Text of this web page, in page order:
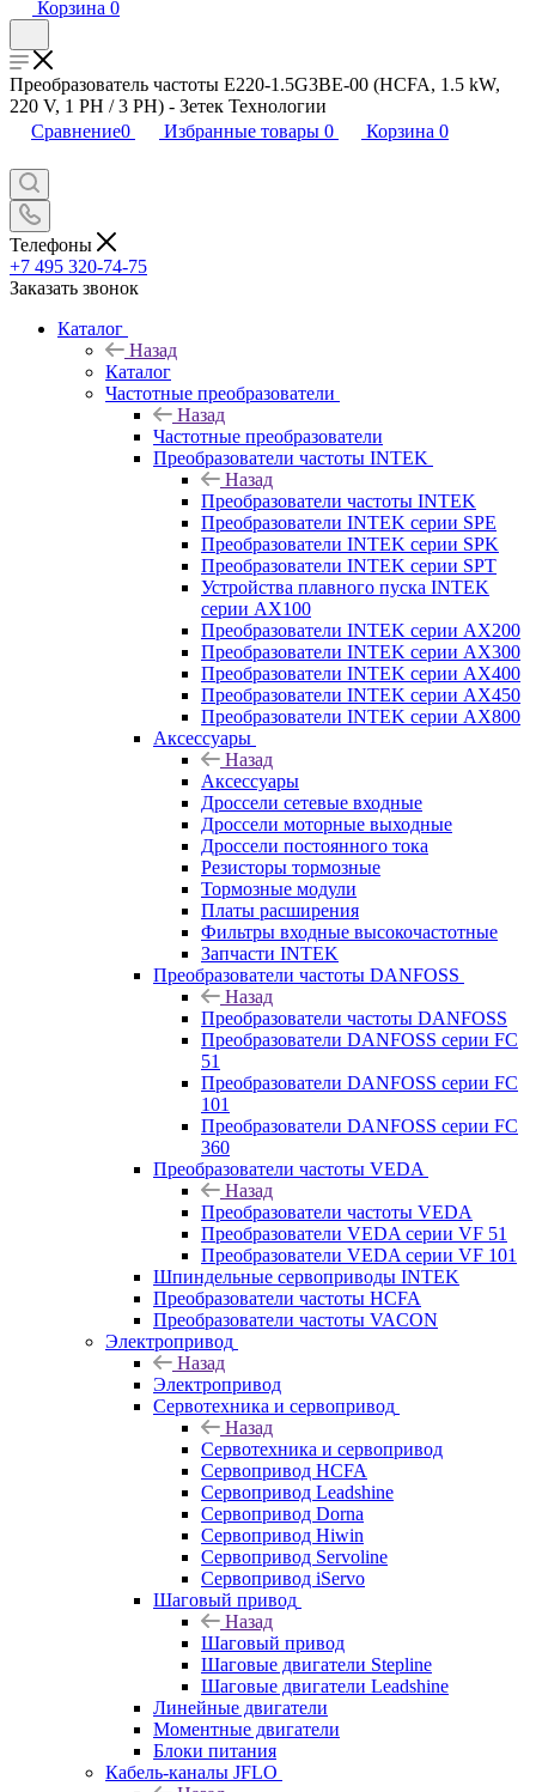
Корзина 0
Преобразователь частоты E220-1.5G3BE-00 (HCFA, 1.5 kW,
220 V, 1 PH / 3 PH) - Зетек Технологии
Сравнение0 Избранные товары 0 Корзина 0
Телефоны
+7 495 320-74-75
Заказать звонок
Каталог
Назад
Каталог
Частотные преобразователи
Назад
Частотные преобразователи
Преобразователи частоты INTEK
Назад
Преобразователи частоты INTEK
Преобразователи INTEK серии SPE
Преобразователи INTEK серии SPK
Преобразователи INTEK серии SPT
Устройства плавного пуска INTEK
серии AX100
Преобразователи INTEK серии AX200
Преобразователи INTEK серии AX300
Преобразователи INTEK серии AX400
Преобразователи INTEK серии AX450
Преобразователи INTEK серии AX800
Аксессуары
Назад
Аксессуары
Дроссели сетевые входные
Дроссели моторные выходные
Дроссели постоянного тока
Резисторы тормозные
Тормозные модули
Платы расширения
Фильтры входные высокочастотные
Запчасти INTEK
Преобразователи частоты DANFOSS
Назад
Преобразователи частоты DANFOSS
Преобразователи DANFOSS серии FC
51
Преобразователи DANFOSS серии FC
101
Преобразователи DANFOSS серии FC
360
Преобразователи частоты VEDA
Назад
Преобразователи частоты VEDA
Преобразователи VEDA серии VF 51
Преобразователи VEDA серии VF 101
Шпиндельные сервоприводы INTEK
Преобразователи частоты HCFA
Преобразователи частоты VACON
Электропривод
Назад
Электропривод
Сервотехника и сервопривод
Назад
Сервотехника и сервопривод
Сервопривод HCFA
Сервопривод Leadshine
Сервопривод Dorna
Сервопривод Hiwin
Сервопривод Servoline
Сервопривод iServo
Шаговый привод
Назад
Шаговый привод
Шаговые двигатели Stepline
Шаговые двигатели Leadshine
Линейные двигатели
Моментные двигатели
Блоки питания
Кабель-каналы JFLO